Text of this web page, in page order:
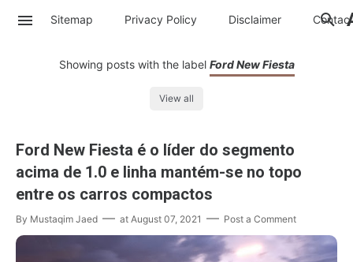
Sitemap Privacy Policy Disclaimer Contac
Showing posts with the label Ford New Fiesta
View all
Ford New Fiesta é o líder do segmento
acima de 1.0 e linha mantém-se no topo
entre os carros compactos
By Mustaqim Jaed at August 07, 2021 Post a Comment